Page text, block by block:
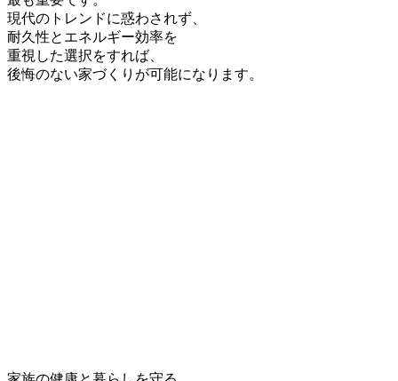
現代のトレンドに惑わされず、
耐久性とエネルギー効率を
重視した選択をすれば、
後悔のない家づくりが可能になります。